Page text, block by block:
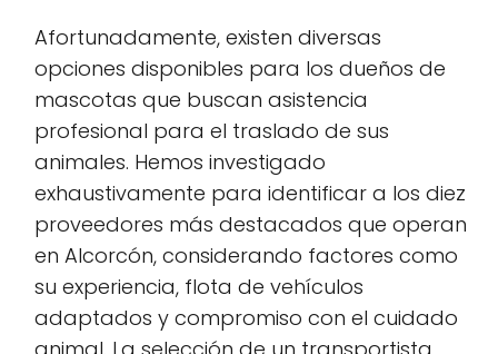
Afortunadamente, existen diversas
opciones disponibles para los dueños de
mascotas que buscan asistencia
profesional para el traslado de sus
animales. Hemos investigado
exhaustivamente para identificar a los diez
proveedores más destacados que operan
en Alcorcón, considerando factores como
su experiencia, flota de vehículos
adaptados y compromiso con el cuidado